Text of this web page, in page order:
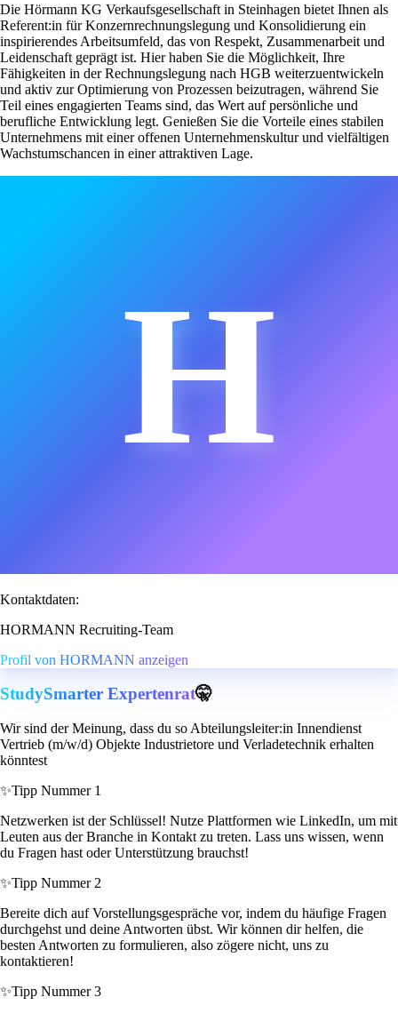
Die Hörmann KG Verkaufsgesellschaft in Steinhagen bietet Ihnen als
Referent:in für Konzernrechnungslegung und Konsolidierung ein
inspirierendes Arbeitsumfeld, das von Respekt, Zusammenarbeit und
Leidenschaft geprägt ist. Hier haben Sie die Möglichkeit, Ihre
Fähigkeiten in der Rechnungslegung nach HGB weiterzuentwickeln
und aktiv zur Optimierung von Prozessen beizutragen, während Sie
Teil eines engagierten Teams sind, das Wert auf persönliche und
berufliche Entwicklung legt. Genießen Sie die Vorteile eines stabilen
Unternehmens mit einer offenen Unternehmenskultur und vielfältigen
Wachstumschancen in einer attraktiven Lage.
H
Kontaktdaten:
HORMANN Recruiting-Team
Profil von HORMANN anzeigen
StudySmarter Expertenrat🤫
Wir sind der Meinung, dass du so Abteilungsleiter:in Innendienst
Vertrieb (m/w/d) Objekte Industrietore und Verladetechnik erhalten
könntest
✨Tipp Nummer 1
Netzwerken ist der Schlüssel! Nutze Plattformen wie LinkedIn, um mit
Leuten aus der Branche in Kontakt zu treten. Lass uns wissen, wenn
du Fragen hast oder Unterstützung brauchst!
✨Tipp Nummer 2
Bereite dich auf Vorstellungsgespräche vor, indem du häufige Fragen
durchgehst und deine Antworten übst. Wir können dir helfen, die
besten Antworten zu formulieren, also zögere nicht, uns zu
kontaktieren!
✨Tipp Nummer 3